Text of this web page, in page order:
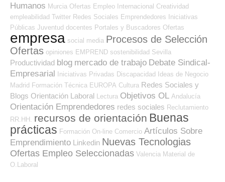
Humanos Murcia Ofertas Empleo Internacional Creatividad
empleabilidad Twitter Redes Sociales Emprendedores Iniciativas
Públicas Juventud docentes Portales y Buscadores Ofertas
empresa social media Procesos de Selección
Ofertas opiniones EMPREND sostenibilidad Sevilla
Productividad blog mercado de trabajo Debate Sindical-
Empresarial Iniciativas Privadas Discapacidad Ideas de Negocio
Madrid Formación Técnica EUROPA Cultura Redes Sociales y
Blogs Orientación Laboral Lectura Objetivos OL Andalucía
Orientación Emprendedores redes sociales Reclutamiento
RR.HH.
recursos de orientación Buenas
prácticas Formación On-line Comercio Artículos Sobre
Emprendimiento Linkedin Nuevas Tecnologias
Ofertas Empleo Seleccionadas Valencia Material de
O.Laboral